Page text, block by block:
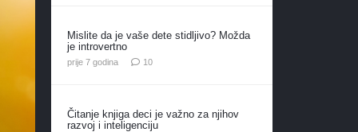
Mislite da je vaše dete stidljivo? Možda
je introvertno
prije 7 godina 10komentara
Čitanje knjiga deci je važno za njihov
razvoj i inteligenciju